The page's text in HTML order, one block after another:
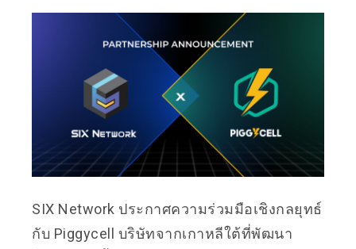
SIX Network ประกาศความร่วมมือเชิงกลยุทธ์
กับ Piggycell บริษัทจากเกาหลีใต้ที่พัฒนา